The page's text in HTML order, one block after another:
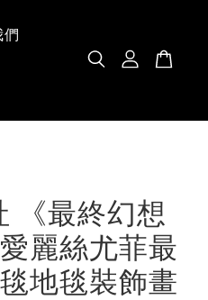
們
《最終幻想
麗絲尤菲最
地毯裝飾畫